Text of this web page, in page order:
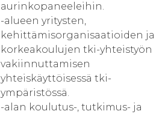
aurinkopaneeleihin.
-alueen yritysten,
kehittämisorganisaatioiden ja
korkeakoulujen tki-yhteistyön
vakiinnuttamisen
yhteiskäyttöisessä tki-
ympäristössä.
-alan koulutus-, tutkimus- ja